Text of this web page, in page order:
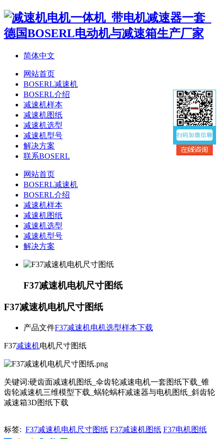
简体中文
网站首页
BOSERL减速机
BOSERL介绍
减速机样本
减速机图纸
减速机选型
减速机型号
解决方案
联系BOSERL
网站首页
BOSERL减速机
BOSERL介绍
减速机样本
减速机图纸
减速机选型
减速机型号
解决方案
F37减速机电机尺寸图纸
F37减速机电机尺寸图纸
产品文件F37减速机电机选型样本下载
F37减速机电机尺寸图纸
关键词:硬齿面减速机图纸_伞齿轮减速电机一套图纸下载_锥
齿轮减速机三维模型下载_蜗轮蜗杆减速器与电机图纸_斜齿轮
减速箱3D图纸下载
标签: F37减速机电机尺寸图纸 F37减速机图纸 F37电机图纸